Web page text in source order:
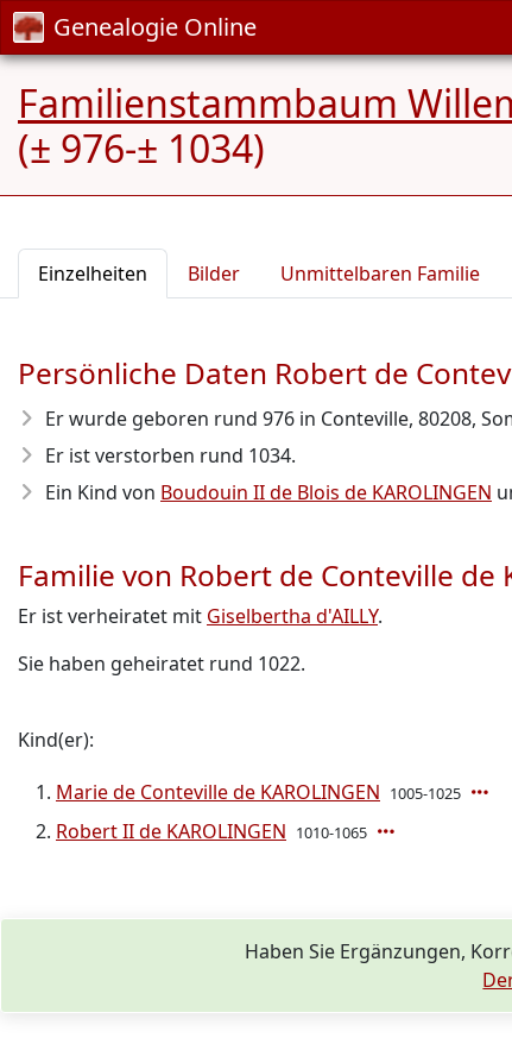
Genealogie Online
Familienstammbaum
(± 976-± 1034)
Einzelheiten Bilder Unmittelbaren Familie
Persönliche Daten Robert de
Er wurde geboren rund 976 in Conteville, 80208,
Er ist verstorben rund 1034.
Ein Kind von Boudouin II de Blois de KAROLINGEN
Familie von Robert de Conteville de
Er ist verheiratet mit Giselbertha d'AILLY.
Sie haben geheiratet rund 1022.
Kind(er):
Marie de Conteville de KAROLINGEN 1005-1025
Robert II de KAROLINGEN 1010-1065
Haben Sie Ergänzungen,